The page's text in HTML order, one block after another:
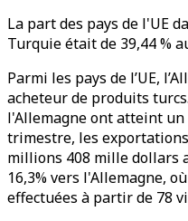
La part des pays de l'UE
Turquie était de 39,44 %
Parmi les pays de l’UE,
acheteur de produits
l'Allemagne ont atteint
trimestre, les
millions 408 mille dollars
16,3% vers l'Allemagne,
effectuées à partir de 78